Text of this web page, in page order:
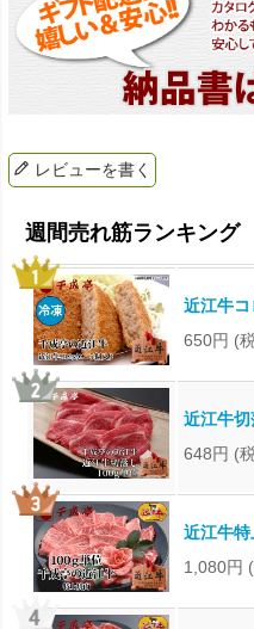
レビューを書く
近江牛
650円 (
近江牛
648円 (
近江牛
1,080円